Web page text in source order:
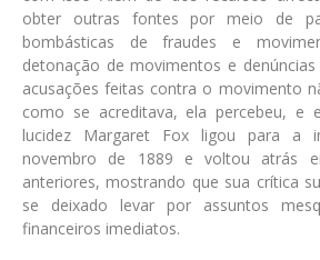
obter outras fontes por meio de
bombásticas de fraudes e
detonação de movimentos e
acusações feitas contra o movimento
como se acreditava, ela percebeu, e
lucidez Margaret Fox ligou para a
novembro de 1889 e voltou atrás
anteriores, mostrando que sua crítica
se deixado levar por assuntos
financeiros imediatos.